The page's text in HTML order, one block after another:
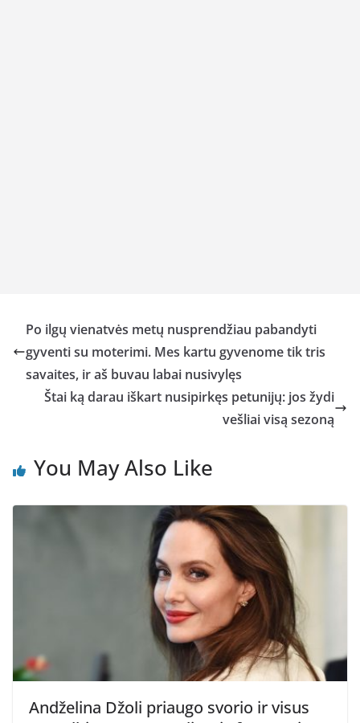
Po ilgų vienatvės metų nusprendžiau pabandyti
gyventi su moterimi. Mes kartu gyvenome tik tris
savaites, ir aš buvau labai nusivylęs
Štai ką darau iškart nusipirkęs petunijų: jos žydi
vešliai visą sezoną
You May Also Like
Andželina Džoli priaugo svorio ir visus